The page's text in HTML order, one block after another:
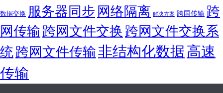
数据交换 服务器同步网络隔离 解决方案 跨国传输 跨
网传输跨网文件交换跨网文件交换系
统跨网文件传输非结构化数据高速
传输